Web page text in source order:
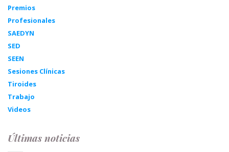
Premios
Profesionales
SAEDYN
SED
SEEN
Sesiones Clínicas
Tiroides
Trabajo
Videos
Últimas noticias